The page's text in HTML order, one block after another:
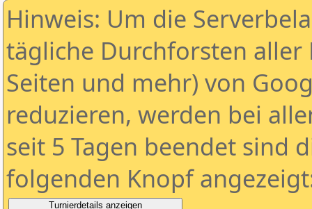
Hinweis: Um die
tägliche Durchforsten aller
Seiten und mehr) von
reduzieren, werden bei
seit 5 Tagen beendet sind
folgenden Knopf